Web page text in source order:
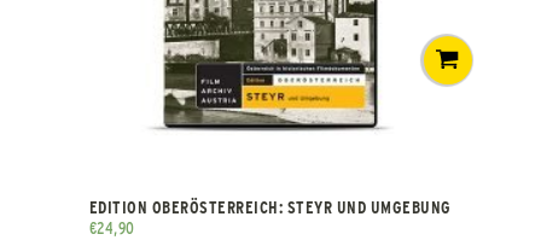
EDITION OBERÖSTERREICH: STEYR UND UMGEBUNG
€24,90